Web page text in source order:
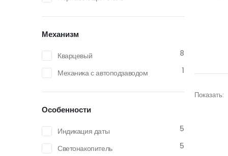
Показать:
Механизм
Кварцевый
8
Механика с автоподзаводом
1
Особенности
Индикация даты
5
Светонакопитель
5